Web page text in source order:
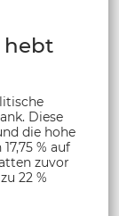
hebt
Diese
die hohe
% auf
zuvor
22 %